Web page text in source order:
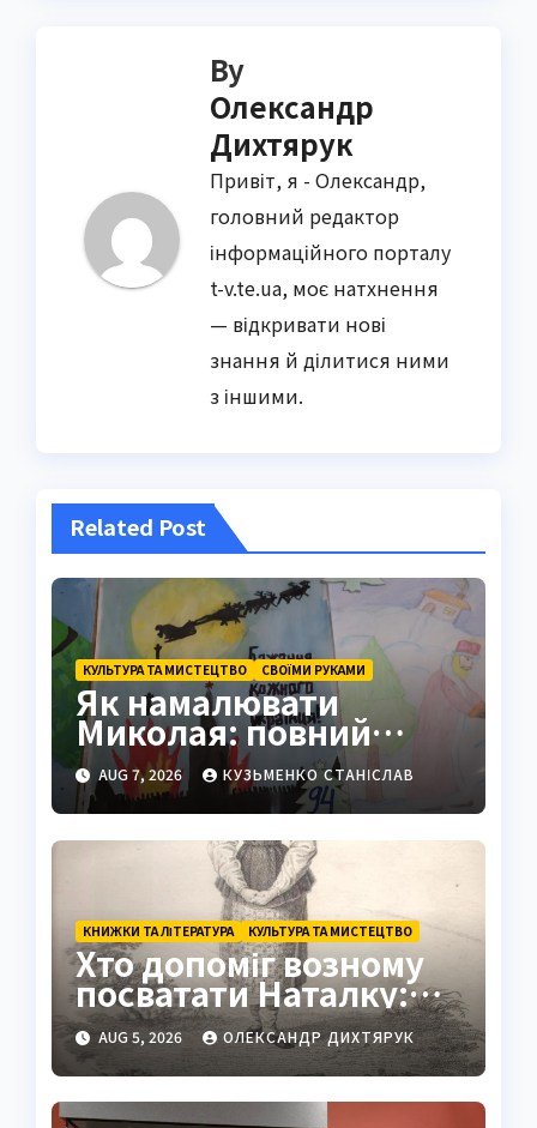
By
Олександр
Дихтярук
Привіт, я - Олександр,
головний редактор
інформаційного порталу
t-v.te.ua, моє натхнення
— відкривати нові
знання й ділитися ними
з іншими.
Related Post
КУЛЬТУРА ТА МИСТЕЦТВО СВОЇМИ РУКАМИ
Як намалювати
Миколая: повний
покроковий гайд з
секретами майстрів
AUG 7, 2026 КУЗЬМЕНКО СТАНІСЛАВ
КНИЖКИ ТА ЛІТЕРАТУРА КУЛЬТУРА ТА МИСТЕЦТВО
Хто допоміг возному
посватати Наталку:
повна історія з
«Наталки Полтавки»
AUG 5, 2026 ОЛЕКСАНДР ДИХТЯРУК